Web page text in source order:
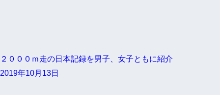
２０００ｍ走の日本記録を男子、女子ともに紹介
2019年10月13日